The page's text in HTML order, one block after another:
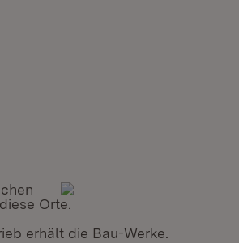
Orte.
erhält die Bau-Werke.